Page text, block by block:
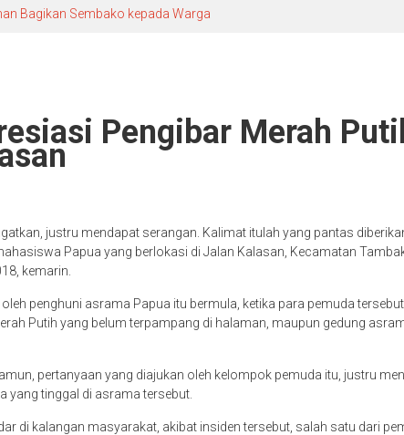
Bagikan Sembako kepada Warga
Pengibar Merah
justru mendapat serangan. Kalimat itulah yang pantas
Papua yang berlokasi di Jalan Kalasan, Kecamatan
kemarin.
penghuni asrama Papua itu bermula, ketika para pemuda tersebut
Putih yang belum terpampang di halaman, maupun gedung
pertanyaan yang diajukan oleh kelompok pemuda itu, justru
yang tinggal di asrama tersebut.
di kalangan masyarakat, akibat insiden tersebut, salah satu dari